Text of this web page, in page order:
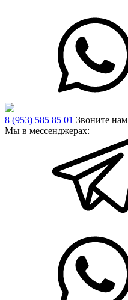
8 (953) 585 85 01 Звоните нам
Мы в мессенджерах: